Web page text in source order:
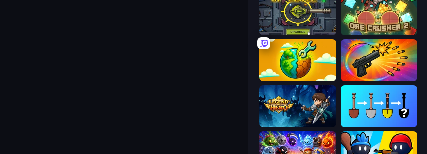
Tank Evolution OreCrusher 2
Land Explorers: Merge & Build Chair Force Buzz
Legend of Hero